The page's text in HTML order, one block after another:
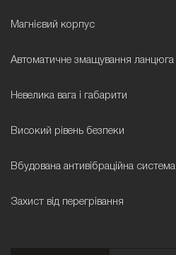
Магнієвий корпус
Автоматичне змащування ланцюга
Невелика вага і габарити
Високий рівень безпеки
Вбудована антивібраційна система
Захист від перегрівання